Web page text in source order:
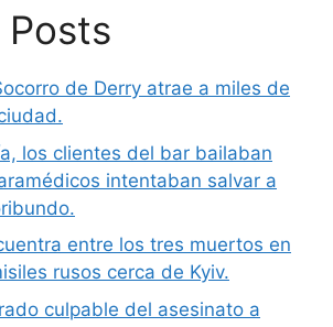
Posts
de Derry atrae a miles de
los clientes del bar bailaban
intentaban salvar a
entre los tres muertos en
rusos cerca de Kyiv.
culpable del asesinato a